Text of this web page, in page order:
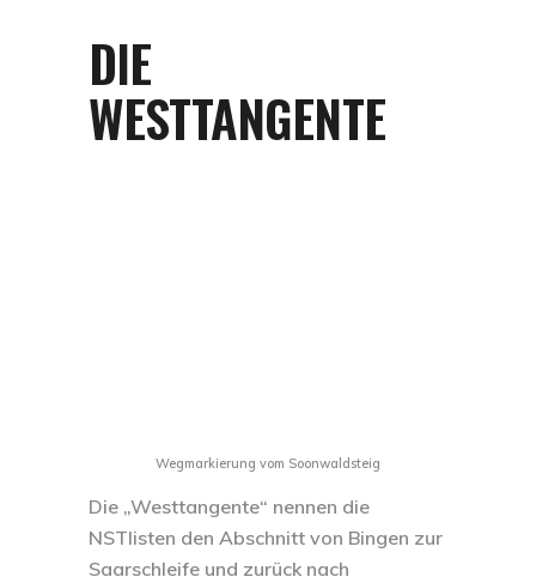
DIE
WESTTANGENTE
Wegmarkierung vom Soonwaldsteig
Die „Westtangente“ nennen die
NSTlisten den Abschnitt von Bingen zur
Saarschleife und zurück nach